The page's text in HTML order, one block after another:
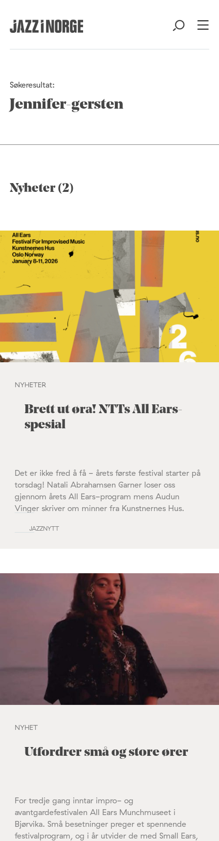
Søkeresultat:
Jennifer-gersten
Nyheter (2)
NYHETER
Brett ut øra! NTTs All Ears-
spesial
Det er ikke fred å få - årets første festival starter på
torsdag! Natali Abrahamsen Garner loser oss
gjennom årets All Ears-program mens Audun
Vinger skriver om minner fra Kunstnernes Hus.
JAZZNYTT
NYHET
Utfordrer små og store ører
For tredje gang inntar impro- og
avantgardefestivalen All Ears Munchmuseet i
Bjørvika. Små besetninger preger et spennende
festivalprogram, og i år utvider de med Small Ears,